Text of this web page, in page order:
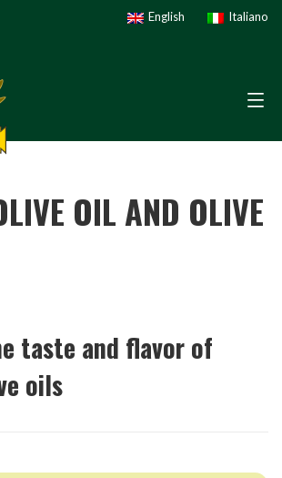
English Italiano
OIL AND OLIVE
taste and flavor of
oils